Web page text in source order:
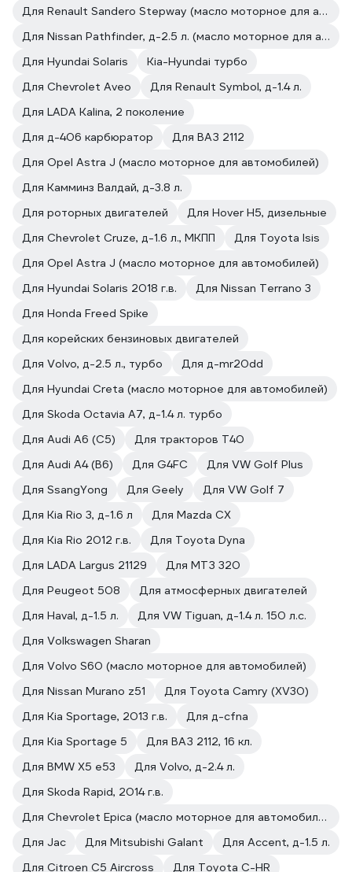
Для Renault Sandero Stepway (масло моторное для автомобилей)
Для Nissan Pathfinder, д-2.5 л. (масло моторное для автомобилей)
Для Hyundai Solaris
Kia-Hyundai турбо
Для Chevrolet Aveo
Для Renault Symbol, д-1.4 л.
Для LADA Kalina, 2 поколение
Для д-406 карбюратор
Для ВАЗ 2112
Для Opel Astra J (масло моторное для автомобилей)
Для Камминз Валдай, д-3.8 л.
Для роторных двигателей
Для Hover H5, дизельные
Для Chevrolet Cruze, д-1.6 л., МКПП
Для Toyota Isis
Для Opel Astra J (масло моторное для автомобилей)
Для Hyundai Solaris 2018 г.в.
Для Nissan Terrano 3
Для Honda Freed Spike
Для корейских бензиновых двигателей
Для Volvo, д-2.5 л., турбо
Для д-mr20dd
Для Hyundai Creta (масло моторное для автомобилей)
Для Skoda Octavia A7, д-1.4 л. турбо
Для Audi A6 (C5)
Для тракторов Т40
Для Audi A4 (B6)
Для G4FC
Для VW Golf Plus
Для SsangYong
Для Geely
Для VW Golf 7
Для Kia Rio 3, д-1.6 л
Для Mazda CX
Для Kia Rio 2012 г.в.
Для Toyota Dyna
Для LADA Largus 21129
Для МТЗ 320
Для Peugeot 508
Для атмосферных двигателей
Для Haval, д-1.5 л.
Для VW Tiguan, д-1.4 л. 150 л.с.
Для Volkswagen Sharan
Для Volvo S60 (масло моторное для автомобилей)
Для Nissan Murano z51
Для Toyota Camry (XV30)
Для Kia Sportage, 2013 г.в.
Для д-cfna
Для Kia Sportage 5
Для ВАЗ 2112, 16 кл.
Для BMW X5 е53
Для Volvo, д-2.4 л.
Для Skoda Rapid, 2014 г.в.
Для Chevrolet Epica (масло моторное для автомобилей)
Для Jac
Для Mitsubishi Galant
Для Accent, д-1.5 л.
Для Citroen C5 Aircross
Для Toyota C-HR